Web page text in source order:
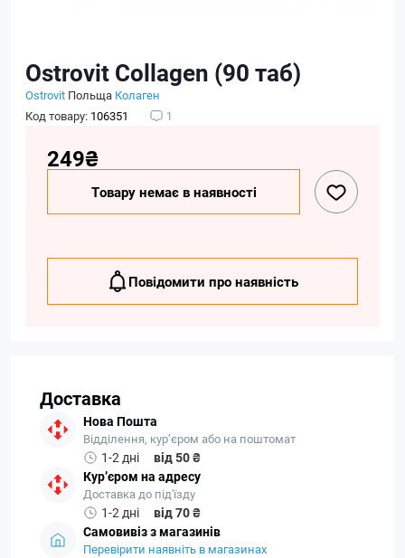
Ostrovit Collagen (90 таб)
Ostrovit Польща Колаген
Код товару: 106351 1
249₴
Товару немає в наявності
Повідомити про наявність
Доставка
Нова Пошта
Відділення, кур’єром або на поштомат
1-2 дні
від 50 ₴
Кур’єром на адресу
Доставка до під'їзду
1-2 дні
від 70 ₴
Самовивіз з магазинів
Перевірити наявніть в магазинах